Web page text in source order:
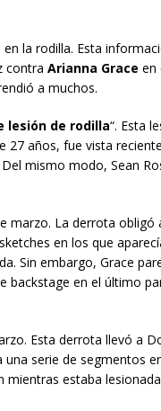
la rodilla. Esta
contra Arianna Grace en
a muchos.
lesión de rodilla“. Esta
27 años, fue vista
mismo modo, Sean
marzo. La derrota
en los que
Sin embargo, Grace
backstage en el último
Esta derrota llevó a
serie de segmentos
mientras estaba